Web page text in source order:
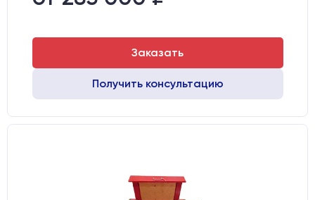
Заказать
Получить консультацию